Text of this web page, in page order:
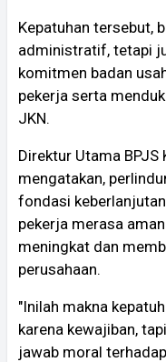
Kepatuhan tersebut,
administratif, tetapi
komitmen badan
pekerja serta
JKN.
Direktur Utama
mengatakan,
fondasi
pekerja merasa
meningkat dan
perusahaan.
"Inilah makna
karena kewajiban,
jawab moral